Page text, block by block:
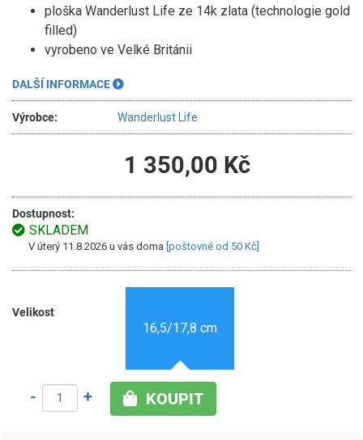
ploška Wanderlust Life ze 14k zlata (technologie gold
filled)
vyrobeno ve Velké Británii
DALŠÍ INFORMACE
Výrobce: Wanderlust Life
1 350,00 Kč
Dostupnost:
SKLADEM
V úterý 11.8.2026 u vás doma [poštovné od 50 Kč]
Velikost
16,5/17,8 cm
- + KOUPIT